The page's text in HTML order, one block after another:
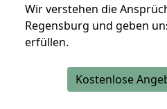
Wir verstehen die
Regensburg und geben
erfüllen.
Kostenlose